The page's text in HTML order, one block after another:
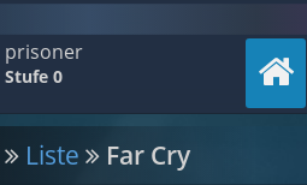
prisoner
Stufe 0
Liste Far Cry